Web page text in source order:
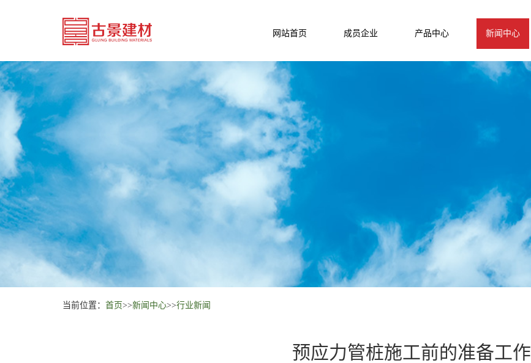
网站首页 成员企业 产品中心 新闻中心
当前位置： 首页>>新闻中心>>行业新闻
预应力管桩施工前的准备工作